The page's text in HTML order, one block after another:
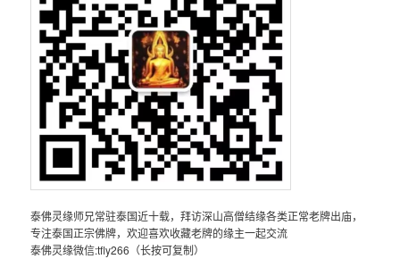
泰佛灵缘师兄常驻泰国近十载，拜访深山高僧结缘各类正常老牌出庙，
专注泰国正宗佛牌，欢迎喜欢收藏老牌的缘主一起交流
泰佛灵缘微信:tfly266（长按可复制）